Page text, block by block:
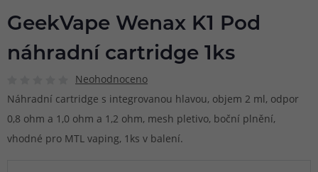
GeekVape Wenax K1 Pod
náhradní cartridge 1ks
Neohodnoceno
Náhradní cartridge s integrovanou hlavou, objem 2 ml, odpor
0,8 ohm a 1,0 ohm a 1,2 ohm, mesh pletivo, boční plnění,
vhodné pro MTL vaping, 1ks v balení.